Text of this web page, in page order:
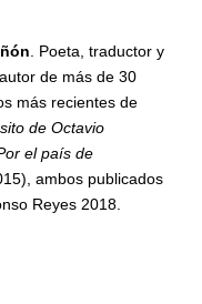
. Poeta, traductor y
de más de 30
más recientes de
de Octavio
el país de
ambos publicados
Reyes 2018.